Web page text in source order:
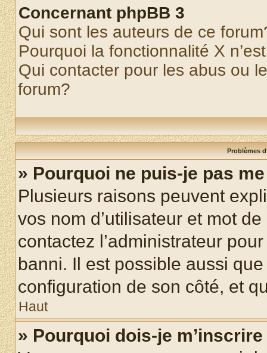
Concernant phpBB 3
Qui sont les auteurs de ce
Pourquoi la fonctionnalité X
Qui contacter pour les abus ou
forum?
Problèmes
» Pourquoi ne puis-je pas
Plusieurs raisons peuvent
vos nom d’utilisateur et mot
contactez l’administrateur
banni. Il est possible aussi
configuration de son côté, et
Haut
» Pourquoi dois-je